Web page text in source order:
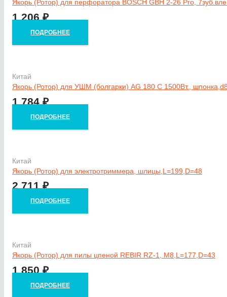
Якорь (Ротор) для перфоратора BOSCH GBH 2-26 Pro,
1 206₽
ПОДРОБНЕЕ
Китай
Якорь (Ротор) для УШМ (болгарки) AG 180 C 1500Вт.,
1 784₽
ПОДРОБНЕЕ
Китай
Якорь (Ротор) для электротриммера, шлицы,L=199,D=48
2 711₽
ПОДРОБНЕЕ
Китай
Якорь (Ротор) для пилы цпеной REBIR RZ-1, М8,L=177,D=43
1 850₽
ПОДРОБНЕЕ